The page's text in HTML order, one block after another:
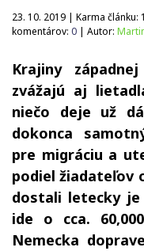
23. 10. 2019 | Karma článku:
komentárov: 0 | Autor:
Krajiny
zvážajú aj
niečo deje už
dokonca
pre migráciu a
podiel žiadateľov
dostali letecky je
ide o cca.
Nemecka